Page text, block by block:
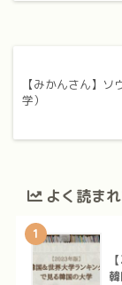
【みかんさん】
学）
よく読ま
1